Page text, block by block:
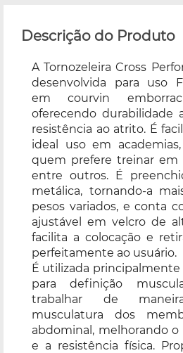
Descrição do Produto
A Tornozeleira Cross
desenvolvida para uso
em courvin
oferecendo durabilidade
resistência ao atrito. É
ideal uso em
quem prefere treinar em
entre outros. É
metálica, tornando-a
pesos variados, e conta
ajustável em velcro de
facilita a colocação e
perfeitamente ao usuário.
É utilizada
para definição
trabalhar de
musculatura dos
abdominal, melhorando
e a resistência física.